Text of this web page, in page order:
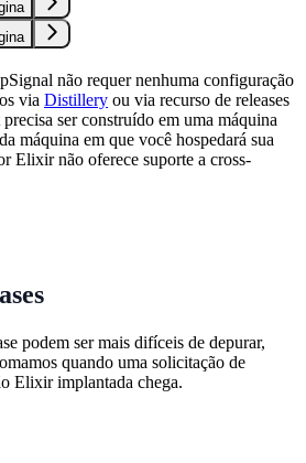
não requer nenhuma configuração
via Distillery ou via recurso de releases
ser construído em uma máquina
máquina em que você hospedará sua
Elixir não oferece suporte a cross-
podem ser mais difíceis de depurar,
quando uma solicitação de
Elixir implantada chega.